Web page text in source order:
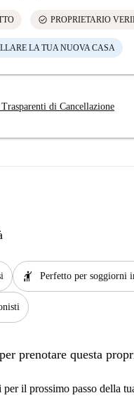
check_circle PROPRIETARIO
LA TUA NUOVA CASA
di Cancellazione
hail Perfetto per soggiorni
prenotare questa
il prossimo passo della